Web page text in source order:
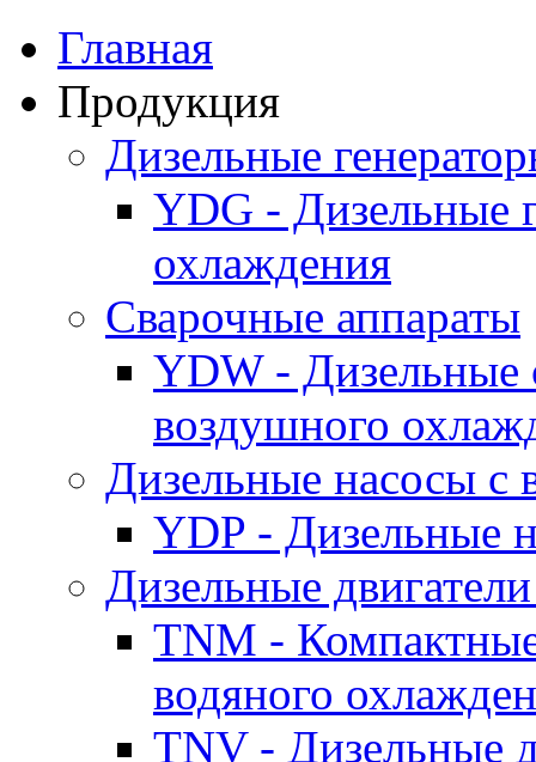
Главная
Продукция
Дизельные
YDG - Дизельные
охлаждения
Cварочные аппараты
YDW - Дизельные
воздушного
Дизельные насосы
YDP - Дизельные
Дизельные
TNM -
водяного
TNV - Дизельные